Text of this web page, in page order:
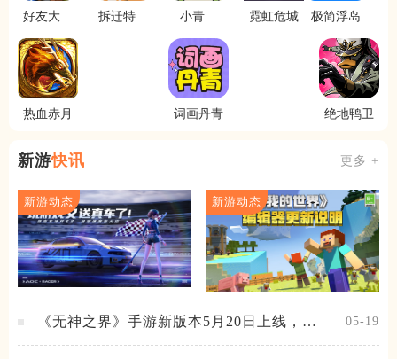
好友大作
拆迁特工
小青蛙
霓虹危城 极简浮岛
热血赤月 词画丹青 绝地鸭卫
新游快讯 更多 +
新游动态 新游动态
《无神之界》手游新版本5月20日上线，女
05-19